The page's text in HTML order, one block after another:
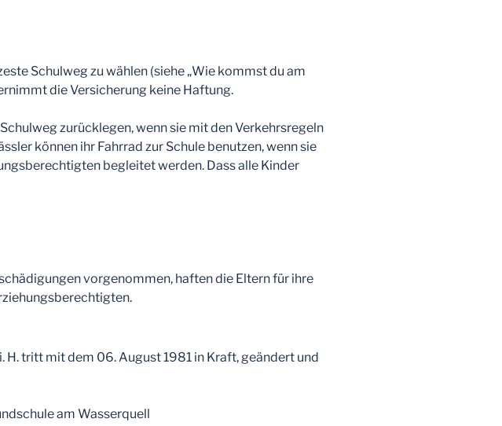
Schulweg zu wählen (siehe „Wie kommst du am
die Versicherung keine Haftung.
zurücklegen, wenn sie mit den Verkehrsregeln
können ihr Fahrrad zur Schule benutzen, wenn sie
begleitet werden. Dass alle Kinder
vorgenommen, haften die Eltern für ihre
H. tritt mit dem 06. August 1981 in Kraft, geändert und
am Wasserquell